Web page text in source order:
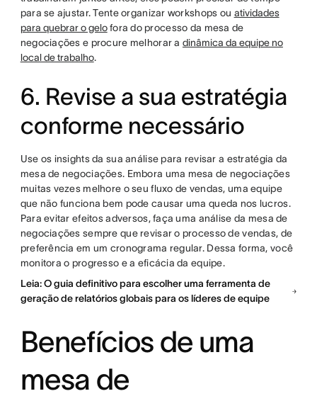
para se ajustar. Tente organizar workshops ou atividades
para quebrar o gelofora do processo da mesa de
negociações e procure melhorar a dinâmica da equipe no
local de trabalho.
6. Revise a sua estratégia
conforme necessário
Use os insights da sua análise para revisar a estratégia da
mesa de negociações. Embora uma mesa de negociações
muitas vezes melhore o seu fluxo de vendas, uma equipe
que não funciona bem pode causar uma queda nos lucros.
Para evitar efeitos adversos, faça uma análise da mesa de
negociações sempre que revisar o processo de vendas, de
preferência em um cronograma regular. Dessa forma, você
monitora o progresso e a eficácia da equipe.
Leia: O guia definitivo para escolher uma ferramenta de
geração de relatórios globais para os líderes de equipe
Benefícios de uma
mesa de